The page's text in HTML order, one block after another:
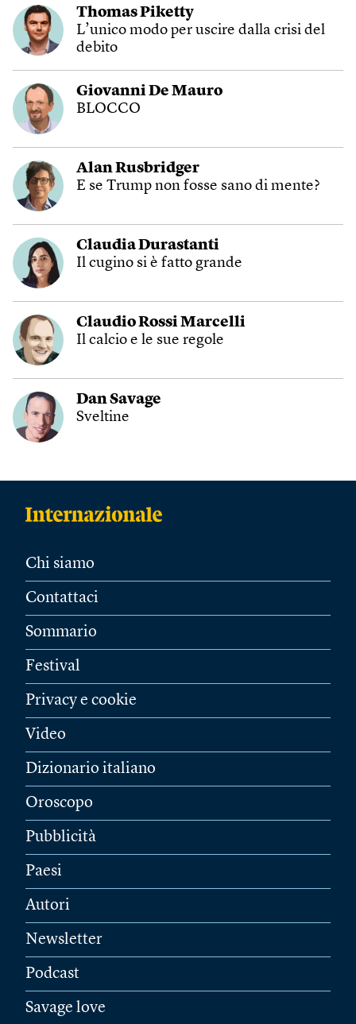
Thomas Piketty
L’unico modo per uscire dalla crisi del
debito
Giovanni De Mauro
BLOCCO
Alan Rusbridger
E se Trump non fosse sano di mente?
Claudia Durastanti
Il cugino si è fatto grande
Claudio Rossi Marcelli
Il calcio e le sue regole
Dan Savage
Sveltine
Chi siamo
Contattaci
Sommario
Festival
Privacy e cookie
Video
Dizionario italiano
Oroscopo
Pubblicità
Paesi
Autori
Newsletter
Podcast
Savage love